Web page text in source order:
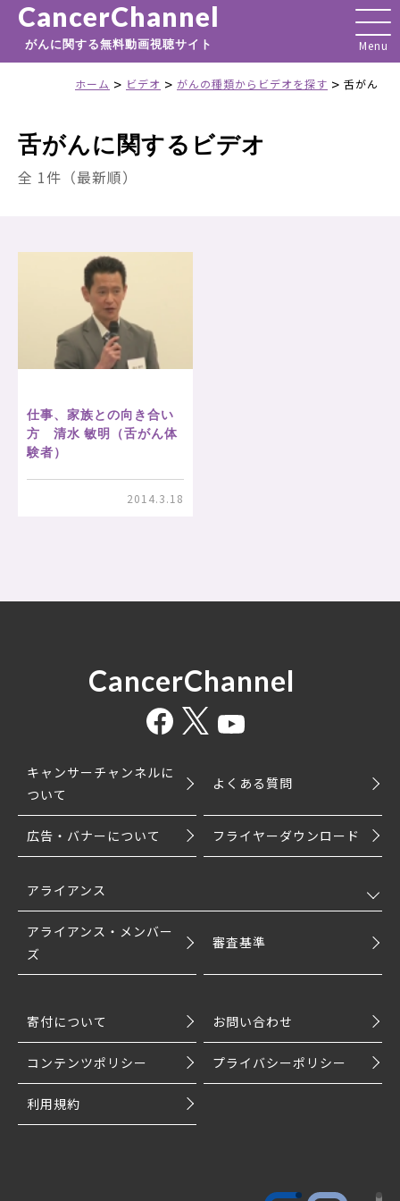
CancerChannel
がんに関する無料動画視聴サイト
ホーム > ビデオ > がんの種類からビデオを探す > 舌がん
舌がんに関するビデオ
全 1件（最新順）
仕事、家族との向き合い
方 清水 敏明（舌がん体
験者）
2014.3.18
CancerChannel
キャンサーチャンネルに
ついて
よくある質問
広告・バナーについて フライヤーダウンロード
アライアンス
アライアンス・メンバー
ズ
審査基準
寄付について お問い合わせ
コンテンツポリシー プライバシーポリシー
利用規約